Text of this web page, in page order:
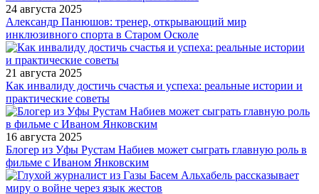
24 августа 2025
Александр Панюшов: тренер, открывающий мир
инклюзивного спорта в Старом Осколе
21 августа 2025
Как инвалиду достичь счастья и успеха: реальные истории и
практические советы
16 августа 2025
Блогер из Уфы Рустам Набиев может сыграть главную роль в
фильме с Иваном Янковским